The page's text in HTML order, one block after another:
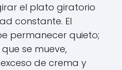
el plato giratorio
constante. El
permanecer quieto;
se mueve,
de crema y